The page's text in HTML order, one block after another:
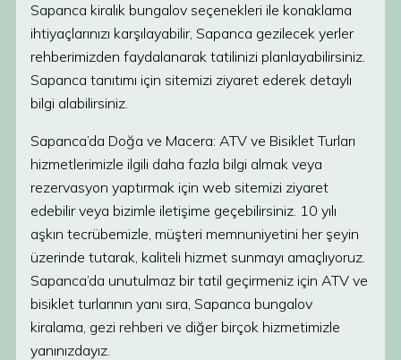
Sapanca kiralık bungalov seçenekleri ile konaklama
ihtiyaçlarınızı karşılayabilir, Sapanca gezilecek yerler
rehberimizden faydalanarak tatilinizi planlayabilirsiniz.
Sapanca tanıtımı için sitemizi ziyaret ederek detaylı
bilgi alabilirsiniz.
Sapanca’da Doğa ve Macera: ATV ve Bisiklet Turları
hizmetlerimizle ilgili daha fazla bilgi almak veya
rezervasyon yaptırmak için web sitemizi ziyaret
edebilir veya bizimle iletişime geçebilirsiniz. 10 yılı
aşkın tecrübemizle, müşteri memnuniyetini her şeyin
üzerinde tutarak, kaliteli hizmet sunmayı amaçlıyoruz.
Sapanca’da unutulmaz bir tatil geçirmeniz için ATV ve
bisiklet turlarının yanı sıra, Sapanca bungalov
kiralama, gezi rehberi ve diğer birçok hizmetimizle
yanınızdayız.